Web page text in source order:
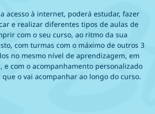
acesso à internet, poderá estudar, fazer
e realizar diferentes tipos de aulas de
com o seu curso, ao ritmo da sua
com turmas com o máximo de outros 3
no mesmo nível de aprendizagem, em
e com o acompanhamento personalizado
o vai acompanhar ao longo do curso.